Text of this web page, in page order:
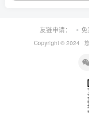
友链申请：
Copyright © 2024 ·